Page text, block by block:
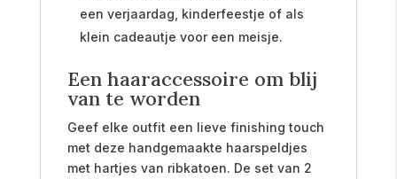
een verjaardag, kinderfeestje of als
klein cadeautje voor een meisje.
Een haaraccessoire om blij
van te worden
Geef elke outfit een lieve finishing touch
met deze handgemaakte haarspeldjes
met hartjes van ribkatoen. De set van 2